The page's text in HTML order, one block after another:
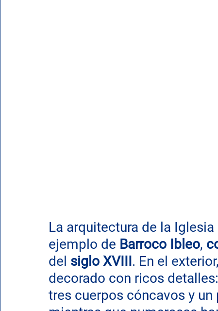
La arquitectura de la
ejemplo de Barroco Ibleo,
del siglo XVIII. En el
decorado con ricos
tres cuerpos cóncavos y